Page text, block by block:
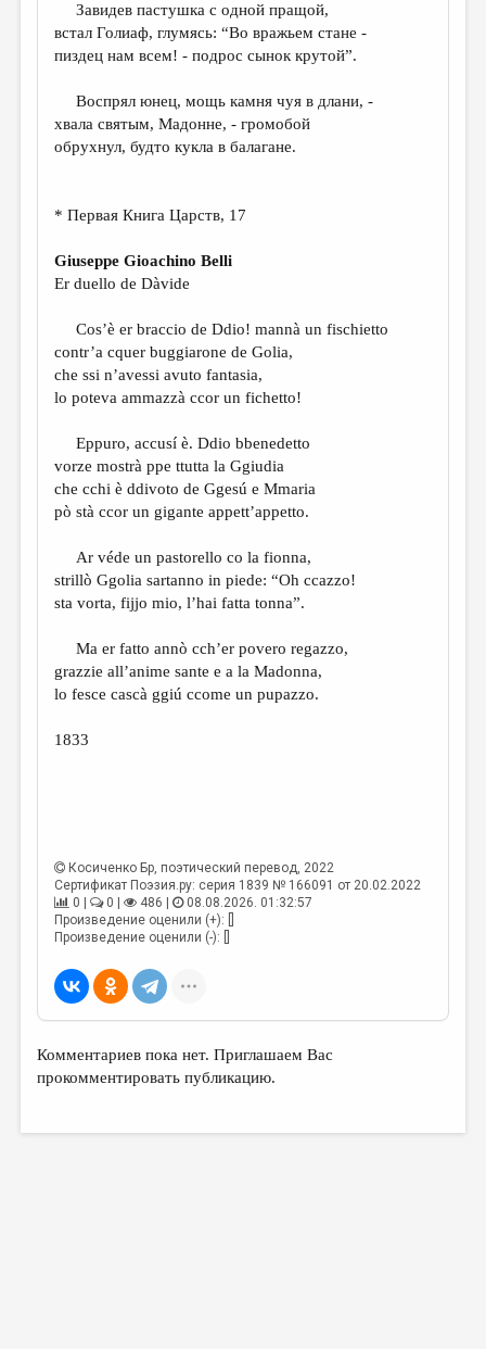
КОНКУРСЫ
КНИЖНАЯ ПОЛКА
ОБЗОР ЛИТЕРАТУРЫ
ОБЪЯВЛЕНИЯ
КОЛОНКА РЕДАКТОРА
ОТ РЕДАКЦИИ
МАЛАЯ ПРОЗА
ЛИТЕРАТУРОВЕДЕНИЕ
КУЛЬТУРОВЕДЕНИЕ
РЕЦЕНЗИРОВАНИЕ
ЦИКЛЫ ПУБЛИКАЦИЙ
ТРЕДИАКОВСКИЙ
МЕДИА
Завидев пастушка с одной пращой,
встал Голиаф, глумясь: “Во вражьем стане -
пиздец нам всем! - подрос сынoк крутой”.
Воспрял юнец, мощь камня чуя в длани, -
хвала святым, Мадонне, - громобой
обрухнул, будто кукла в балагане.
* Первая Книга Царств, 17
Giuseppe Gioachino Belli
Er duello de Dàvide
Cos’è er braccio de Ddio! mannà un fischietto
contr’a cquer buggiarone de Golia,
che ssi n’avessi avuto fantasia,
lo poteva ammazzà ccor un fichetto!
Eppuro, accusí è. Ddio bbenedetto
vorze mostrà ppe ttutta la Ggiudia
che cchi è ddivoto de Ggesú e Mmaria
pò stà ccor un gigante appett’appetto.
Ar véde un pastorello co la fionna,
strillò Ggolia sartanno in piede: “Oh ccazzo!
sta vorta, fijjo mio, l’hai fatta tonna”.
Ma er fatto annò cch’er povero regazzo,
grazzie all’anime sante e a la Madonna,
lo fesce cascà ggiú ccome un pupazzo.
1833
Косиченко Бр, поэтический перевод, 2022
Сертификат Поэзия.ру: серия 1839 № 166091 от 20.02.2022
0 |
0 | 486 |
08.08.2026. 01:32:57
Произведение оценили (+): []
Произведение оценили (-): []
Комментариев пока нет. Приглашаем Вас
прокомментировать публикацию.